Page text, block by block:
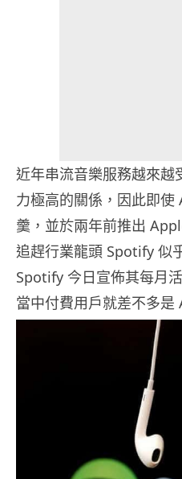
近年串流音樂服務越來越
力極高的關係，因此即
羹，並於兩年前推出
追趕行業龍頭 Spotify 似
Spotify 今日宣佈其每月
當中付費用戶就差不多是